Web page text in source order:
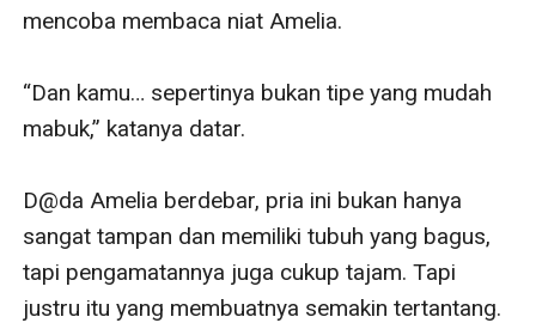
mencoba membaca niat Amelia.
“Dan kamu… sepertinya bukan tipe yang mudah
mabuk,” katanya datar.
D@da Amelia berdebar, pria ini bukan hanya
sangat tampan dan memiliki tubuh yang bagus,
tapi pengamatannya juga cukup tajam. Tapi
justru itu yang membuatnya semakin tertantang.